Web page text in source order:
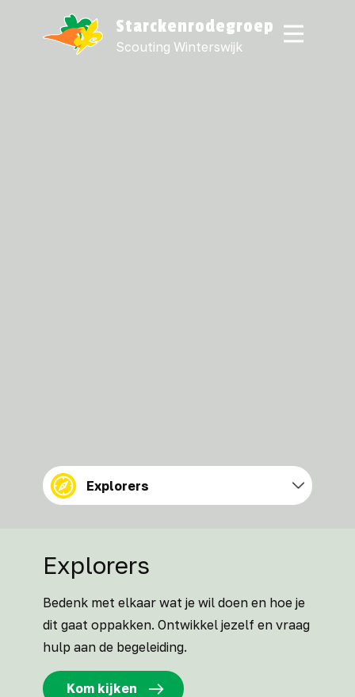
Starckenrodegroep
Scouting Winterswijk
Explorers
Explorers
Bedenk met elkaar wat je wil doen en hoe je
dit gaat oppakken. Ontwikkel jezelf en vraag
hulp aan de begeleiding.
Kom kijken